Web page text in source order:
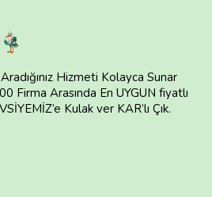
Hizmeti Kolayca Sunar
Firma Arasında En UYGUN fiyatlı
Kulak ver KAR’lı Çık.